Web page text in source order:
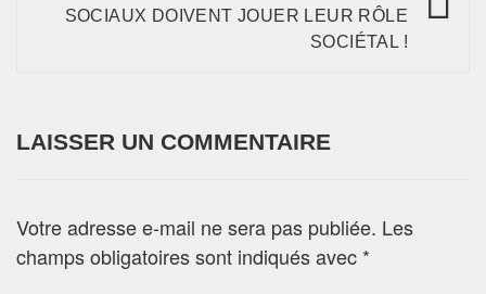
SOCIAUX DOIVENT JOUER LEUR RÔLE
SOCIÉTAL !
LAISSER UN COMMENTAIRE
Votre adresse e-mail ne sera pas publiée. Les
champs obligatoires sont indiqués avec *